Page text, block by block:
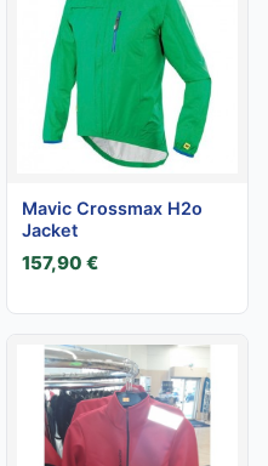
Mavic Crossmax H2o
Jacket
157,90 €